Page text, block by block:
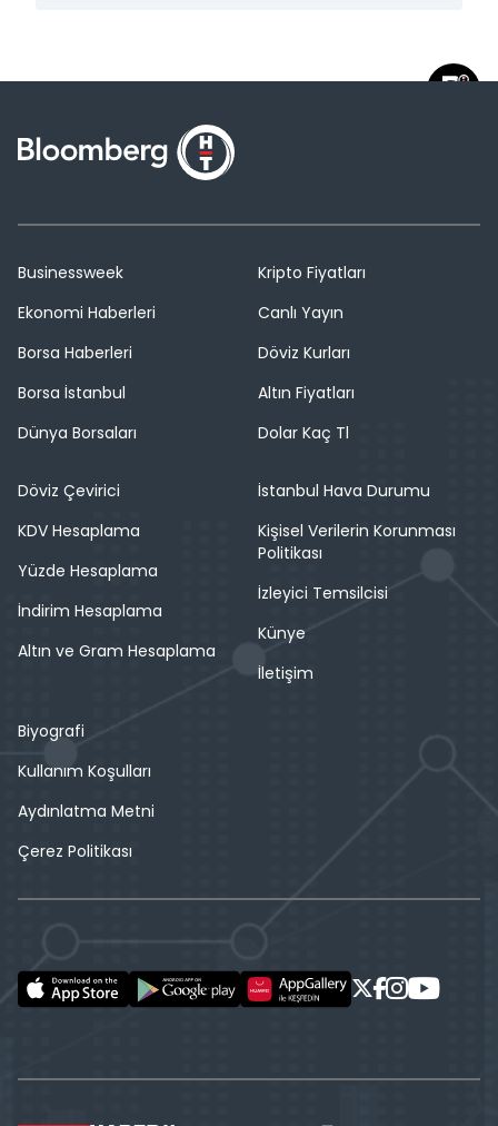
Businessweek
Ekonomi Haberleri
Borsa Haberleri
Borsa İstanbul
Dünya Borsaları
Kripto Fiyatları
Canlı Yayın
Döviz Kurları
Altın Fiyatları
Dolar Kaç Tl
Döviz Çevirici
KDV Hesaplama
Yüzde Hesaplama
İndirim Hesaplama
Altın ve Gram Hesaplama
İstanbul Hava Durumu
Kişisel Verilerin Korunması
Politikası
İzleyici Temsilcisi
Künye
İletişim
Biyografi
Kullanım Koşulları
Aydınlatma Metni
Çerez Politikası